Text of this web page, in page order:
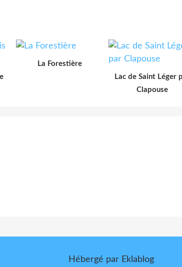
La Forestière
Lac de Saint Léger
Clapouse
Hébergé par Eklablog